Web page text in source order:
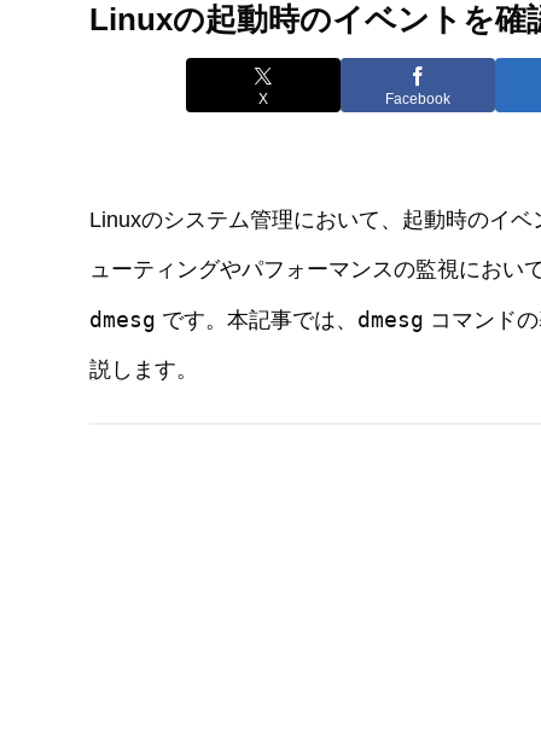
Linuxの起動時のイベントを
X Facebook
Linuxのシステム管理において、起動時のイ
ューティングやパフォーマンスの監視におい
dmesg です。本記事では、 dmesg コマンド
説します。